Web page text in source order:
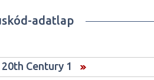
adatlap
Century 1